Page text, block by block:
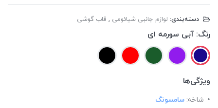
دسته‌بندی: لوازم جانبی شیائومی , قاب گوشی
رنگ: آبی سورمه ای
ویژگی‌ها
شاخه: سامسونگ